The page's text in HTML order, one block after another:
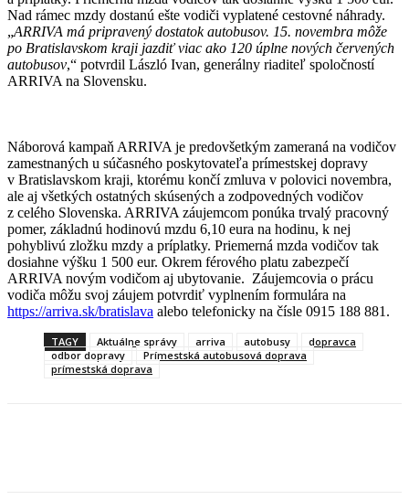
Nad rámec mzdy dostanú ešte vodiči vyplatené cestovné náhrady.
„ARRIVA má pripravený dostatok autobusov. 15. novembra môže
po Bratislavskom kraji jazdiť viac ako 120 úplne nových červených
autobusov,“ potvrdil László Ivan, generálny riaditeľ spoločností
ARRIVA na Slovensku.
Náborová kampaň ARRIVA je predovšetkým zameraná na vodičov
zamestnaných u súčasného poskytovateľa prímestskej dopravy
v Bratislavskom kraji, ktorému končí zmluva v polovici novembra,
ale aj všetkých ostatných skúsených a zodpovedných vodičov
z celého Slovenska. ARRIVA záujemcom ponúka trvalý pracovný
pomer, základnú hodinovú mzdu 6,10 eura na hodinu, k nej
pohyblivú zložku mzdy a príplatky. Priemerná mzda vodičov tak
dosiahne výšku 1 500 eur. Okrem férového platu zabezpečí
ARRIVA novým vodičom aj ubytovanie. Záujemcovia o prácu
vodiča môžu svoj záujem potvrdiť vyplnením formulára na
https://arriva.sk/bratislava alebo telefonicky na čísle 0915 188 881.
TAGY Aktuálne správy arriva autobusy
dopravca
odbor dopravy
Prímestská autobusová doprava
prímestská doprava